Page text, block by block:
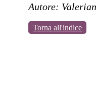
Autore:
Torna all'indice